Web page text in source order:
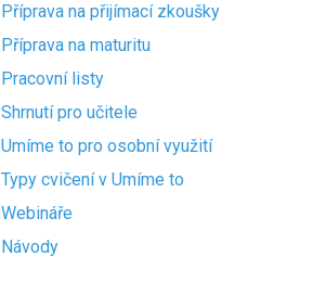
Příprava na přijímací zkoušky
Příprava na maturitu
Pracovní listy
Shrnutí pro učitele
Umíme to pro osobní využití
Typy cvičení v Umíme to
Webináře
Návody